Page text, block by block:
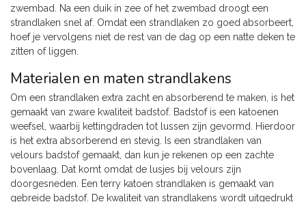
zwembad. Na een duik in zee of het zwembad droogt een
strandlaken snel af. Omdat een strandlaken zo goed absorbeert,
hoef je vervolgens niet de rest van de dag op een natte deken te
zitten of liggen.
Materialen en maten strandlakens
Om een strandlaken extra zacht en absorberend te maken, is het
gemaakt van zware kwaliteit badstof. Badstof is een katoenen
weefsel, waarbij kettingdraden tot lussen zijn gevormd. Hierdoor
is het extra absorberend en stevig. Is een strandlaken van
velours badstof gemaakt, dan kun je rekenen op een zachte
bovenlaag. Dat komt omdat de lusjes bij velours zijn
doorgesneden. Een terry katoen strandlaken is gemaakt van
gebreide badstof. De kwaliteit van strandlakens wordt uitgedrukt